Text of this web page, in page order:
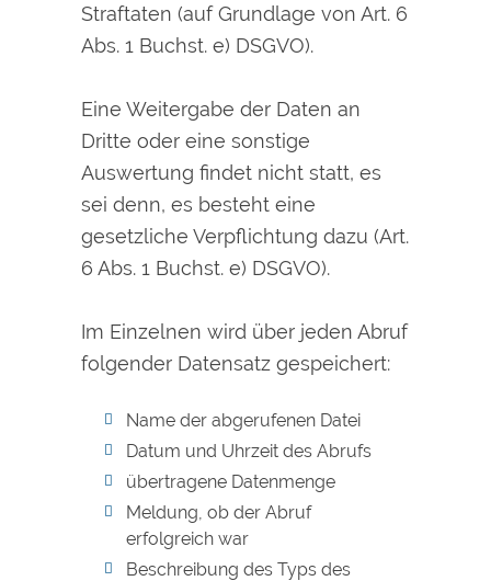
Straftaten (auf Grundlage von Art. 6
Abs. 1 Buchst. e) DSGVO).
Eine Weitergabe der Daten an
Dritte oder eine sonstige
Auswertung findet nicht statt, es
sei denn, es besteht eine
gesetzliche Verpflichtung dazu (Art.
6 Abs. 1 Buchst. e) DSGVO).
Im Einzelnen wird über jeden Abruf
folgender Datensatz gespeichert:
Name der abgerufenen Datei
Datum und Uhrzeit des Abrufs
übertragene Datenmenge
Meldung, ob der Abruf
erfolgreich war
Beschreibung des Typs des